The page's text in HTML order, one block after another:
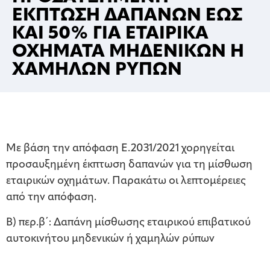
ΕΚΠΤΩΣΗ ΔΑΠΑΝΩΝ ΕΩΣ
ΚΑΙ 50% ΓΙΑ ΕΤΑΙΡΙΚΑ
ΟΧΗΜΑΤΑ ΜΗΔΕΝΙΚΩΝ Η
ΧΑΜΗΛΩΝ ΡΥΠΩΝ
Με βάση την απόφαση Ε.2031/2021 χορηγείται
προσαυξημένη έκπτωση δαπανών για τη μίσθωση
εταιρικών οχημάτων. Παρακάτω οι λεπτομέρειες
από την απόφαση.
Β) περ.β΄: Δαπάνη μίσθωσης εταιρικού επιβατικού
αυτοκινήτου μηδενικών ή χαμηλών ρύπων